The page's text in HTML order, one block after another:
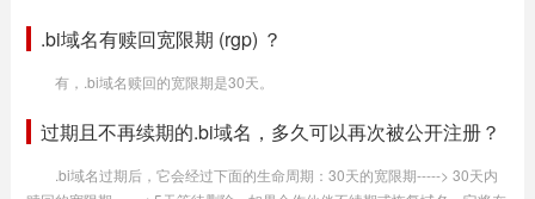
.bi域名有赎回宽限期 (rgp) ？
有，.bi域名赎回的宽限期是30天。
过期且不再续期的.bi域名，多久可以再次被公开注册？
.bi域名过期后，它会经过下面的生命周期：30天的宽限期-----> 30天内